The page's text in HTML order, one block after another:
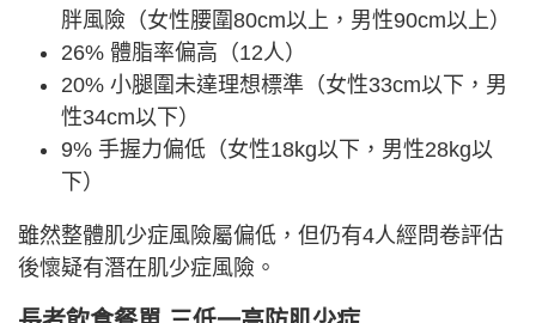
胖風險（女性腰圍80cm以上，男性90cm以上）
26% 體脂率偏高（12人）
20% 小腿圍未達理想標準（女性33cm以下，男
性34cm以下）
9% 手握力偏低（女性18kg以下，男性28kg以
下）
雖然整體肌少症風險屬偏低，但仍有4人經問卷評估
後懷疑有潛在肌少症風險。